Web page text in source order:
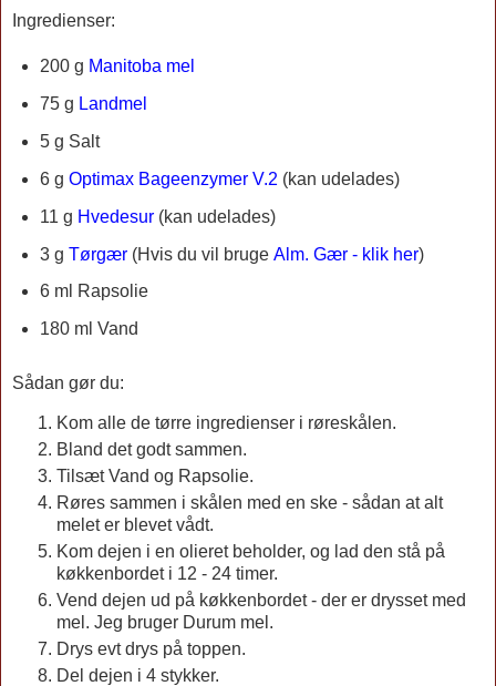
Ingredienser:
200 g Manitoba mel
75 g Landmel
5 g Salt
6 g Optimax Bageenzymer V.2 (kan udelades)
11 g Hvedesur(kan udelades)
3 g Tørgær (Hvis du vil bruge Alm. Gær - klik her)
6 ml Rapsolie
180 ml Vand
Sådan gør du:
Kom alle de tørre ingredienser i røreskålen.
Bland det godt sammen.
Tilsæt Vand og Rapsolie.
Røres sammen i skålen med en ske - sådan at alt
melet er blevet vådt.
Kom dejen i en olieret beholder, og lad den stå på
køkkenbordet i 12 - 24 timer.
Vend dejen ud på køkkenbordet - der er drysset med
mel. Jeg bruger Durum mel.
Drys evt drys på toppen.
Del dejen i 4 stykker.